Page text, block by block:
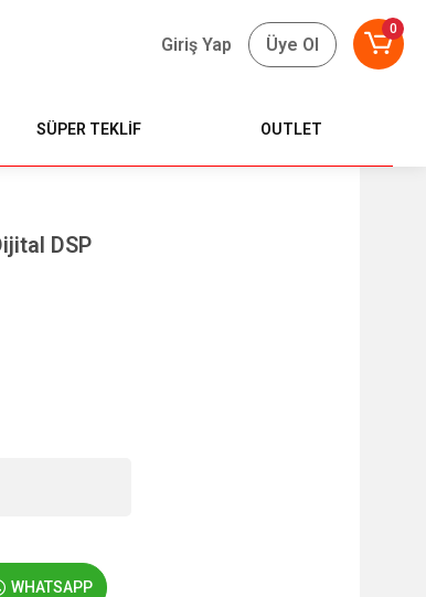
Giriş Yap Üye Ol
0
SÜPER TEKLİF OUTLET
DSP
WHATSAPP